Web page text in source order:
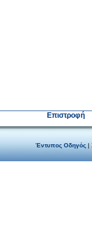
Επιστροφή
Έντυπος Οδηγός|